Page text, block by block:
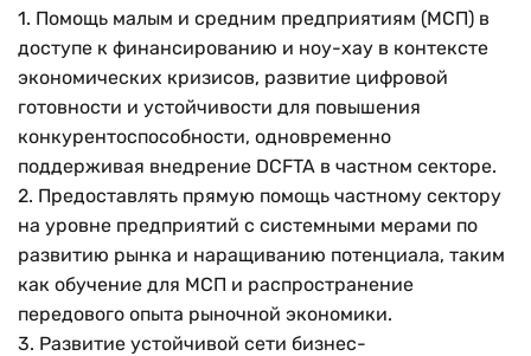
1. Помощь малым и средним предприятиям (МСП) в
доступе к финансированию и ноу-хау в контексте
экономических кризисов, развитие цифровой
готовности и устойчивости для повышения
конкурентоспособности, одновременно
поддерживая внедрение DCFTA в частном секторе.
2. Предоставлять прямую помощь частному сектору
на уровне предприятий с системными мерами по
развитию рынка и наращиванию потенциала, таким
как обучение для МСП и распространение
передового опыта рыночной экономики.
3. Развитие устойчивой сети бизнес-